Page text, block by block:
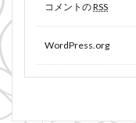
コメントのRSS
WordPress.org